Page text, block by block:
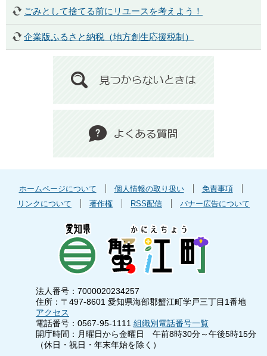
ごみとして捨てる前にリユースを考えよう！
企業版ふるさと納税（地方創生応援税制）
ホームページについて 個人情報の取り扱い
免責事項
リンクについて
著作権 RSS配信 バナー広告について
法人番号：7000020234257
住所：〒497-8601 愛知県海部郡蟹江町学戸三丁目1番地
アクセス
電話番号：0567-95-1111 組織別電話番号一覧
開庁時間：月曜日から金曜日 午前8時30分～午後5時15分
（休日・祝日・年末年始を除く）